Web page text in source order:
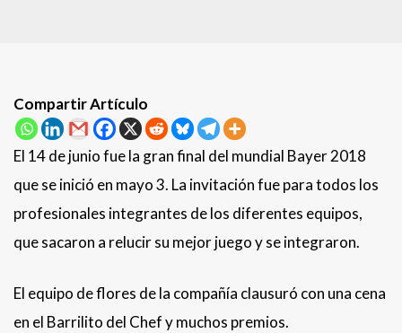
Compartir Artículo
El 14 de junio fue la gran final del mundial Bayer 2018
que se inició en mayo 3. La invitación fue para todos los
profesionales integrantes de los diferentes equipos,
que sacaron a relucir su mejor juego y se integraron.
El equipo de flores de la compañía clausuró con una cena
en el Barrilito del Chef y muchos premios.